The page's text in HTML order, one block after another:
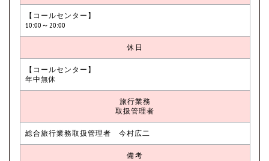
【コールセンター】
10:00～20:00
休日
【コールセンター】
年中無休
旅行業務
取扱管理者
総合旅行業務取扱管理者 今村広二
備考